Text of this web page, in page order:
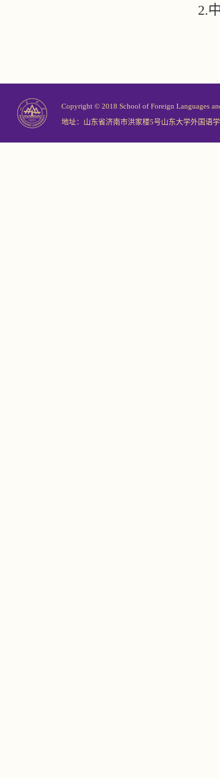
2.
Copyright © 2018 School of Foreign Languages
地址：山东省济南市洪家楼5号山东大学外国语